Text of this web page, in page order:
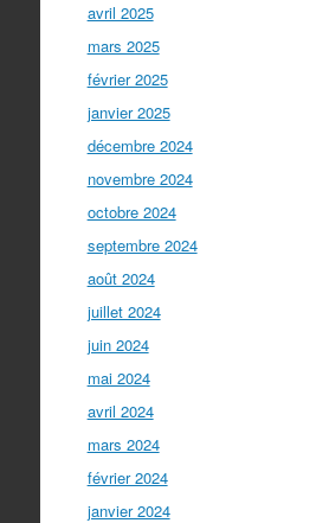
avril 2025
mars 2025
février 2025
janvier 2025
décembre 2024
novembre 2024
octobre 2024
septembre 2024
août 2024
juillet 2024
juin 2024
mai 2024
avril 2024
mars 2024
février 2024
janvier 2024